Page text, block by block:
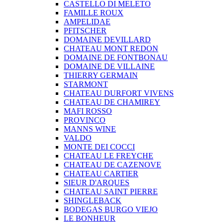
CASTELLO DI MELETO
FAMILLE ROUX
AMPELIDAE
PFITSCHER
DOMAINE DEVILLARD
CHATEAU MONT REDON
DOMAINE DE FONTBONAU
DOMAINE DE VILLAINE
THIERRY GERMAIN
STARMONT
CHATEAU DURFORT VIVENS
CHATEAU DE CHAMIREY
MAFI ROSSO
PROVINCO
MANNS WINE
VALDO
MONTE DEI COCCI
CHATEAU LE FREYCHE
CHATEAU DE CAZENOVE
CHATEAU CARTIER
SIEUR D'ARQUES
CHATEAU SAINT PIERRE
SHINGLEBACK
BODEGAS BURGO VIEJO
LE BONHEUR